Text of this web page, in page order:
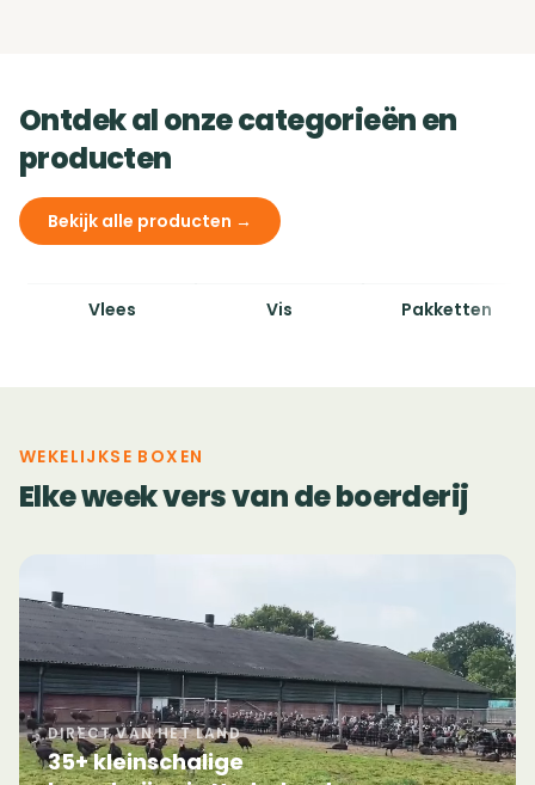
Ontdek al onze categorieën en
producten
Bekijk alle producten →
Vlees Vis Pakketten
WEKELIJKSE BOXEN
Elke week vers van de boerderij
DIRECT VAN HET LAND
35+ kleinschalige